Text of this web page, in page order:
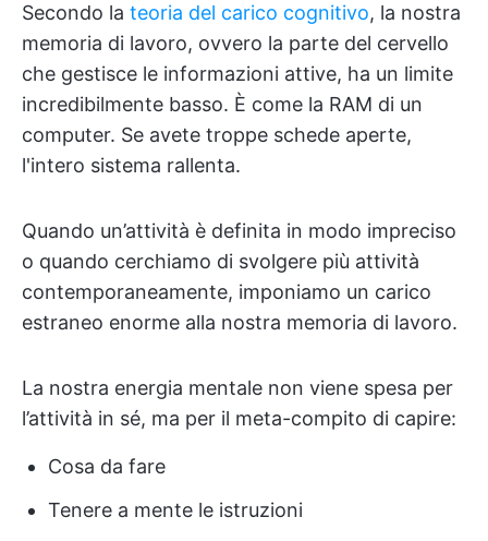
Secondo la teoria del carico cognitivo, la nostra
memoria di lavoro, ovvero la parte del cervello
che gestisce le informazioni attive, ha un limite
incredibilmente basso. È come la RAM di un
computer. Se avete troppe schede aperte,
l'intero sistema rallenta.
Quando un’attività è definita in modo impreciso
o quando cerchiamo di svolgere più attività
contemporaneamente, imponiamo un carico
estraneo enorme alla nostra memoria di lavoro.
La nostra energia mentale non viene spesa per
l’attività in sé, ma per il meta-compito di capire:
Cosa da fare
Tenere a mente le istruzioni